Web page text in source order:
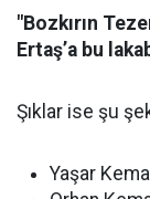
"Bozkırın
Ertaş’a bu
Şıklar ise şu
Yaşar Kemal